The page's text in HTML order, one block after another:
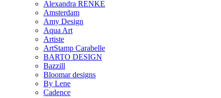
Alexandra RENKE
Amsterdam
Amy Design
Aqua Art
Artiste
ArtStamp Carabelle
BARTO DESIGN
Bazzill
Bloomar designs
By Lene
Cadence